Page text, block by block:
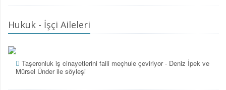
Hukuk - İşçi Aileleri
Taşeronluk iş cinayetlerini faili meçhule çeviriyor - Deniz İpek ve
Mürsel Ünder ile söyleşi